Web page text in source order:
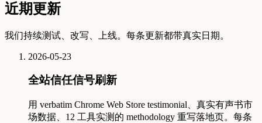
近期更新
我们持续测试、改写、上线。每条更新都带真实日期。
2026-05-23
全站信任信号刷新
用 verbatim Chrome Web Store testimonial、真实有声书市
场数据、12 工具实测的 methodology 重写落地页。每条